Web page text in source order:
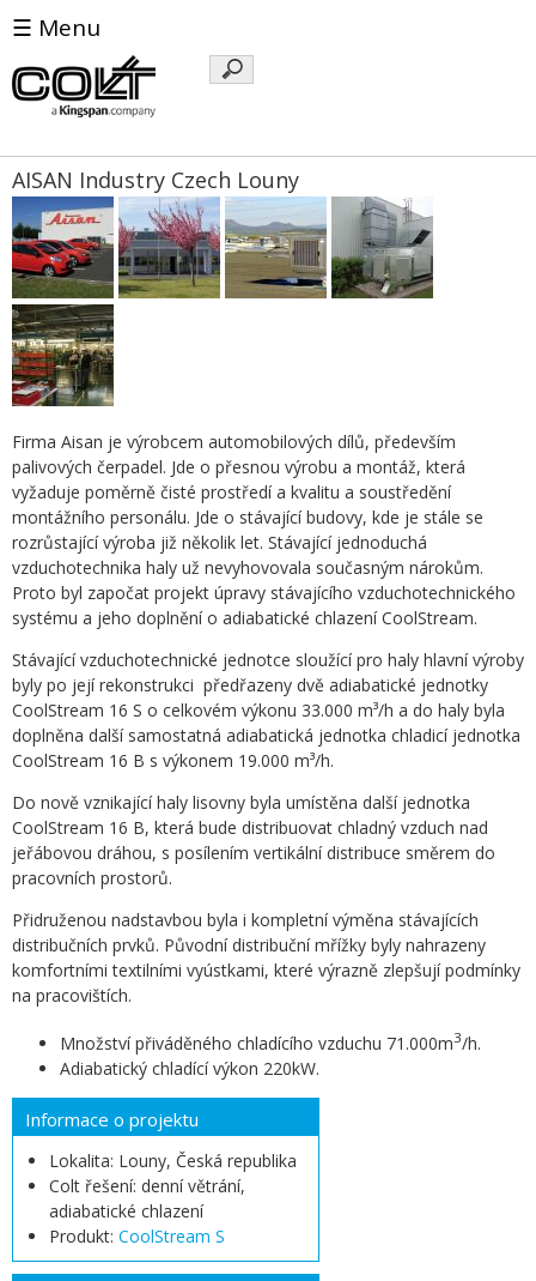
☰ Menu
Klíčová
slova
AISAN Industry Czech Louny
Firma Aisan je výrobcem automobilových dílů, především
palivových čerpadel. Jde o přesnou výrobu a montáž, která
vyžaduje poměrně čisté prostředí a kvalitu a soustředění
montážního personálu. Jde o stávající budovy, kde je stále se
rozrůstající výroba již několik let. Stávající jednoduchá
vzduchotechnika haly už nevyhovovala současným nárokům.
Proto byl započat projekt úpravy stávajícího vzduchotechnického
systému a jeho doplnění o adiabatické chlazení CoolStream.
Stávající vzduchotechnické jednotce sloužící pro haly hlavní výroby
byly po její rekonstrukci předřazeny dvě adiabatické jednotky
CoolStream 16 S o celkovém výkonu 33.000 m³/h a do haly byla
doplněna další samostatná adiabatická jednotka chladicí jednotka
CoolStream 16 B s výkonem 19.000 m³/h.
Do nově vznikající haly lisovny byla umístěna další jednotka
CoolStream 16 B, která bude distribuovat chladný vzduch nad
jeřábovou dráhou, s posílením vertikální distribuce směrem do
pracovních prostorů.
Přidruženou nadstavbou byla i kompletní výměna stávajících
distribučních prvků. Původní distribuční mřížky byly nahrazeny
komfortními textilními vyústkami, které výrazně zlepšují podmínky
na pracovištích.
Množství přiváděného chladícího vzduchu 71.000m3/h.
Adiabatický chladící výkon 220kW.
Informace o projektu
Lokalita: Louny, Česká republika
Colt řešení: denní větrání,
adiabatické chlazení
Produkt: CoolStream S